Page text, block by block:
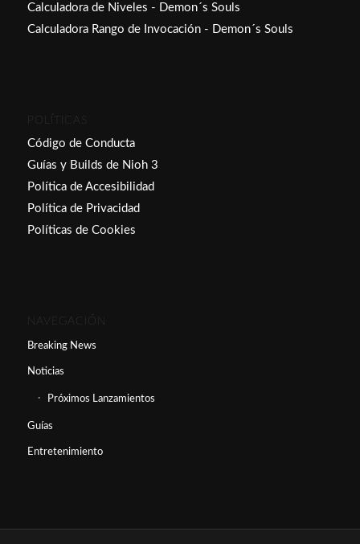
Calculadora de Niveles - Demon´s Souls
Calculadora Rango de Invocación - Demon´s Souls
POLÍTICAS
Código de Conducta
Guías y Builds de Nioh 3
Política de Accesibilidad
Política de Privacidad
Políticas de Cookies
NAVEGACIÓN
Breaking News
Noticias
Próximos Lanzamientos
Guías
Entretenimiento